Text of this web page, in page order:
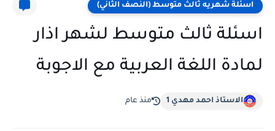
اسئلة شهريه ثالث متوسط (النصف الثاني)
اسئلة ثالث متوسط لشهر اذار
لمادة اللغة العربية مع الاجوبة
الاستاذ احمد مهدي 1 منذ عام